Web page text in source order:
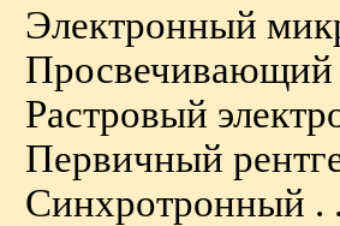
Электронный
Растровый
Первичный
Синхротронный .